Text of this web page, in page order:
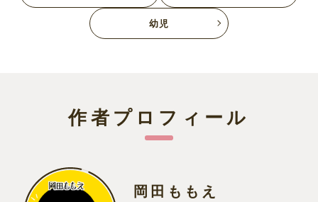
幼児
作者プロフィール
岡田ももえ